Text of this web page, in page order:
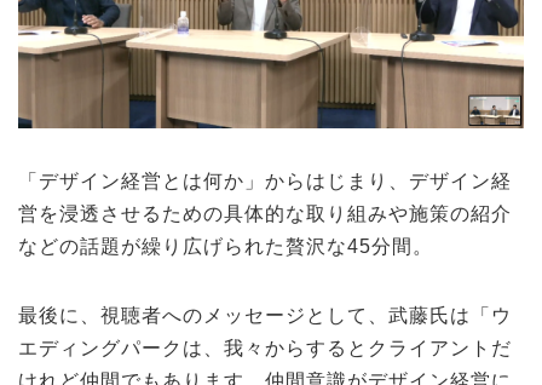
「デザイン経営とは何か」からはじまり、デザイン経
営を浸透させるための具体的な取り組みや施策の紹介
などの話題が繰り広げられた贅沢な45分間。
最後に、視聴者へのメッセージとして、武藤氏は「ウ
エディングパークは、我々からするとクライアントだ